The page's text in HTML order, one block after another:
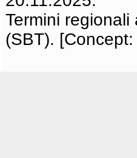
Termini regionali
(SBT).